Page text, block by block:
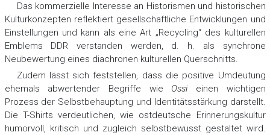
Das kommerzielle Interesse an Historismen und historischen
Kulturkonzepten reflektiert gesellschaftliche Entwicklungen und
Einstellungen und kann als eine Art „Recycling“ des kulturellen
Emblems DDR verstanden werden, d. h. als synchrone
Neubewertung eines diachronen kulturellen Querschnitts.
Zudem lässt sich feststellen, dass die positive Umdeutung
ehemals abwertender Begriffe wie Ossi einen wichtigen
Prozess der Selbstbehauptung und Identitätsstärkung darstellt.
Die T-Shirts verdeutlichen, wie ostdeutsche Erinnerungskultur
humorvoll, kritisch und zugleich selbstbewusst gestaltet wird.